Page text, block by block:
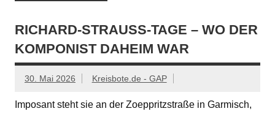
RICHARD-STRAUSS-TAGE – WO DER
KOMPONIST DAHEIM WAR
30. Mai 2026 Kreisbote.de - GAP
Imposant steht sie an der Zoeppritzstraße in Garmisch,